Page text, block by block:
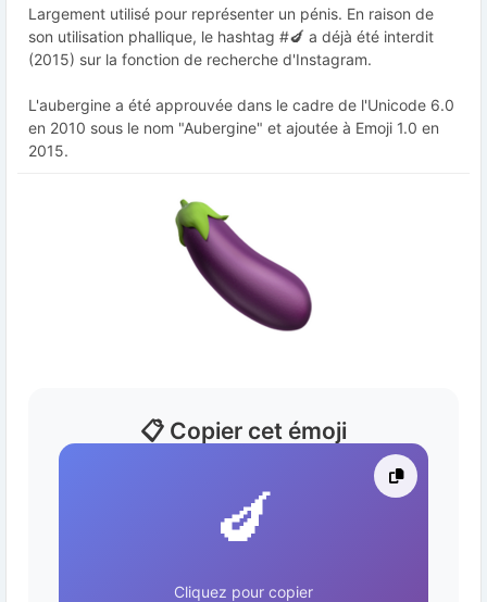
Largement utilisé pour représenter un pénis. En raison de
son utilisation phallique, le hashtag #🍆 a déjà été interdit
(2015) sur la fonction de recherche d'Instagram.
L'aubergine a été approuvée dans le cadre de l'Unicode 6.0
en 2010 sous le nom "Aubergine" et ajoutée à Emoji 1.0 en
2015.
📋 Copier cet émoji
🍆
Cliquez pour copier